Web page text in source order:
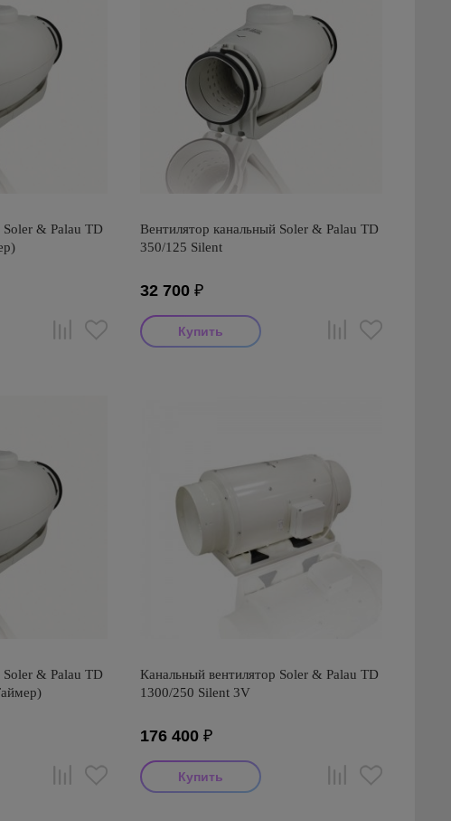
Soler & Palau TD
Вентилятор канальный Soler & Palau TD
350/125 Silent
32 700₽
Soler & Palau TD
Канальный вентилятор Soler & Palau TD
1300/250 Silent 3V
176 400₽